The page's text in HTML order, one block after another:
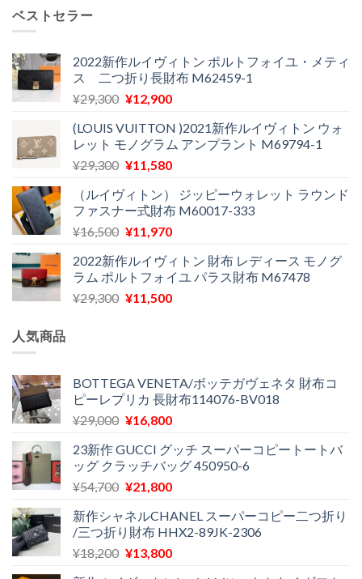
¥24,000
で
し
は
¥11,900
で
ベストセラー
2022新作ルイヴィトン ポルトフォイユ・メティ
ス 二つ折り長財布 M62459-1
¥29,300 元
価
格
は
で
た。
¥12,900現
の
価
格
¥12,900
で
す。
(LOUIS VUITTON )2021新作ルイヴィトン ウォ
レット モノグラム アンプラント M69794-1
¥29,300 元
価
格
は
で
し
た。
¥11,580現
の
価
格
¥11,580
で
す。
（ルイヴィトン） ジッピーウォレット ラウンド
ファスナー式財布 M60017-333
¥16,500 元
価
格
は
¥11,970現
の
価
格
2022新作ルイヴィトン 財布 レディース モノグ
ラム ポルトフォイユ パラス財布 M67478
¥29,300 元
¥29,300
で
し
¥11,500現
は
¥11,500
で
人気商品
BOTTEGA VENETA/ボッテガヴェネタ 財布コ
ピーレプリカ 長財布114076-BV018
¥29,000 元
価
格
は
で
し
た。
¥16,800現
の
価
格
¥16,800
で
す。
23新作 GUCCI グッチ スーパーコピートートバ
ッグ クラッチバッグ 450950-6
¥54,700 元
価
格
は
¥21,800現
の
価
格
新作シャネルCHANEL スーパーコピー二つ折り
/三つ折り財布 HHX2-89JK-2306
¥18,200 元
¥13,800現